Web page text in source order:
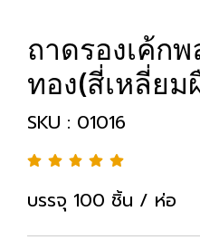
ถาดรองเค้ก
ทอง(สี่เหลี่ยม
SKU : 01016
บรรจุ 100 ชิ้น / ห่อ